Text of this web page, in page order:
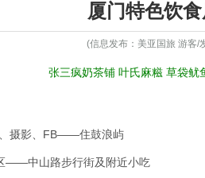
厦门特色饮
(信息发布：美亚国旅 游客/
张三疯奶茶铺 叶氏麻糍 草袋鱿
摄影、FB——住鼓浪屿
——中山路步行街及附近小吃